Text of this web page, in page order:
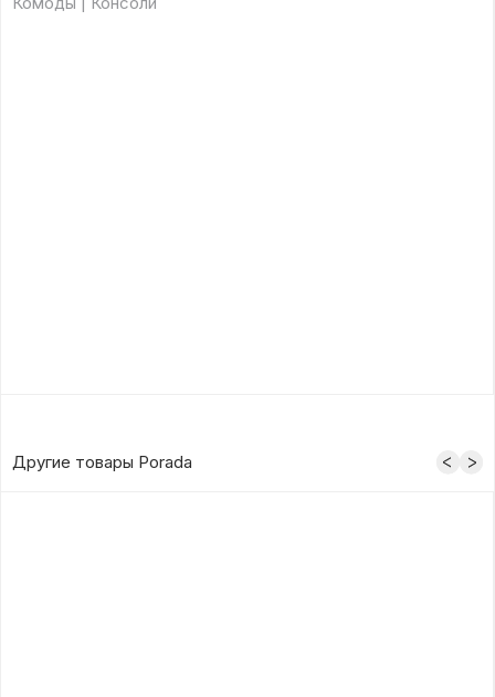
Другие товары Porada